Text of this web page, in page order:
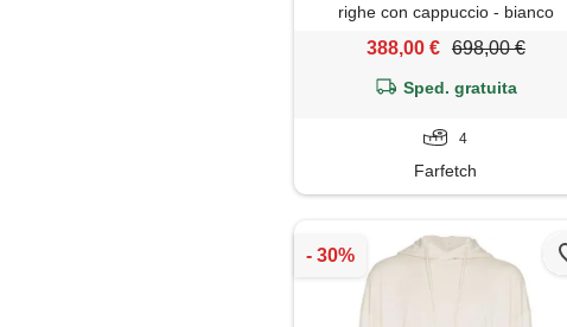
righe con cappuccio - bianco
388,00 € 698,00 €
Sped. gratuita
4
Farfetch